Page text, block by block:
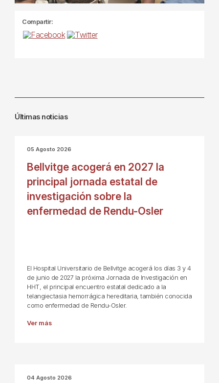
Compartir:
Últimas noticias
05 Agosto 2026
Bellvitge acogerá en 2027 la
principal jornada estatal de
investigación sobre la
enfermedad de Rendu-Osler
El Hospital Universitario de Bellvitge acogerá los días 3 y 4
de junio de 2027 la próxima Jornada de Investigación en
HHT, el principal encuentro estatal dedicado a la
telangiectasia hemorrágica hereditaria, también conocida
como enfermedad de Rendu-Osler.
Ver más
04 Agosto 2026